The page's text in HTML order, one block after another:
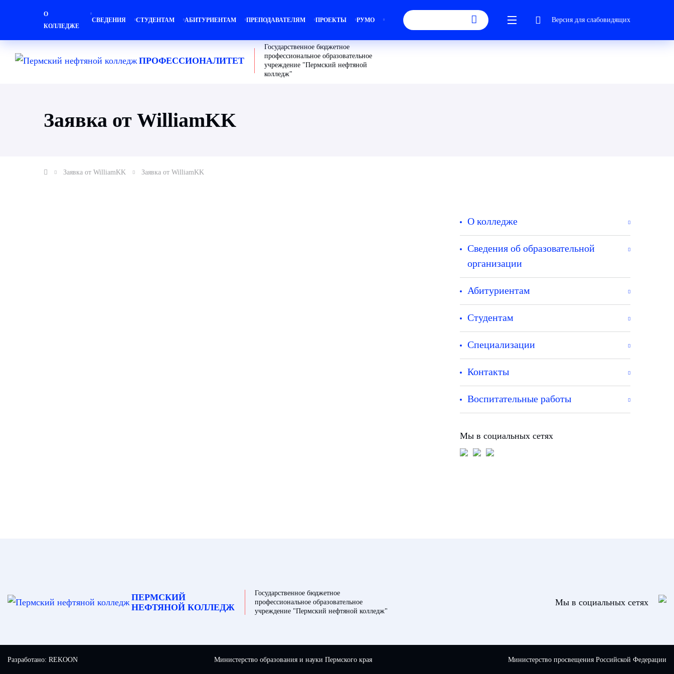
О
КОЛЛЕДЖЕ
СВЕДЕНИЯ СТУДЕНТАМ АБИТУРИЕНТАМ ПРЕПОДАВАТЕЛЯМ ПРОЕКТЫ РУМО Версия для слабовидящих
ПРОФЕССИОНАЛИТЕТ
Государственное бюджетное
профессиональное образовательное
учреждение "Пермский нефтяной
колледж"
Заявка от WilliamKK
Заявка от WilliamKK Заявка от WilliamKK
О колледже
Сведения об образовательной
организации
Абитуриентам
Студентам
Специализации
Контакты
Воспитательные работы
Мы в социальных сетях
ПЕРМСКИЙ
НЕФТЯНОЙ КОЛЛЕДЖ
Государственное бюджетное
профессиональное образовательное
учреждение "Пермский нефтяной колледж"
Мы в социальных сетях
Разработано: REKOON Министерство образования и науки Пермского края Министерство просвещения Российской Федерации